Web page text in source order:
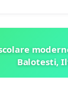
Balotesti,